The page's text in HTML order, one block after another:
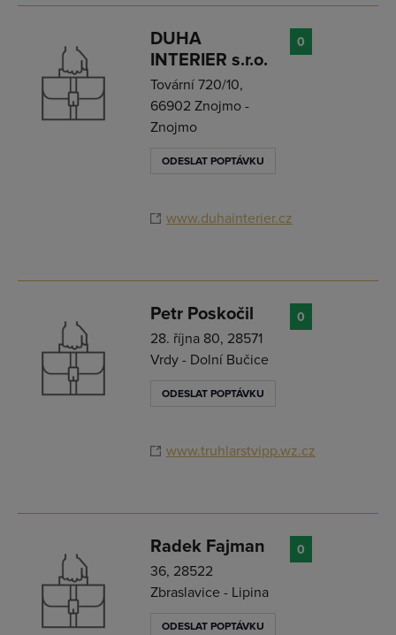
DUHA
INTERIER s.r.o.
Tovární 720/10,
66902 Znojmo -
Znojmo
ODESLAT POPTÁVKU
www.duhainterier.cz
0
Petr Poskočil
28. října 80, 28571
Vrdy - Dolní Bučice
ODESLAT POPTÁVKU
www.truhlarstvipp.wz.cz
0
Radek Fajman
36, 28522
Zbraslavice - Lipina
ODESLAT POPTÁVKU
0